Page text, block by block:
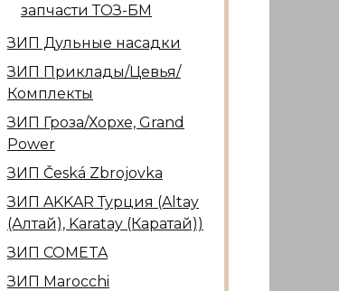
запчасти ТОЗ-БМ
ЗИП Дульные насадки
ЗИП Приклады/Цевья/
Комплекты
ЗИП Гроза/Хорхе, Grand
Power
ЗИП Česká Zbrojovka
ЗИП AKKAR Турция (Altay
(Алтай), Karatay (Каратай))
ЗИП COMETA
ЗИП Marocсhi